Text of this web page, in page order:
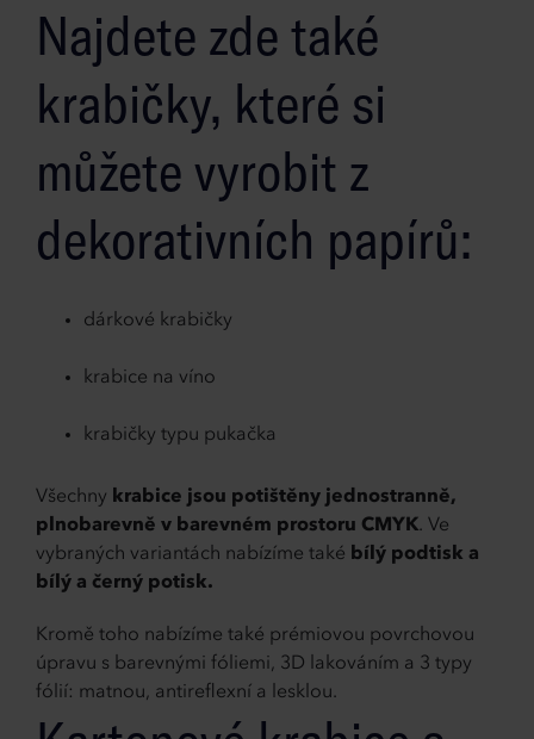
Najdete zde také
krabičky, které si
můžete vyrobit z
dekorativních papírů:
dárkové krabičky
krabice na víno
krabičky typu pukačka
Všechny krabice jsou potištěny jednostranně,
plnobarevně v barevném prostoru CMYK. Ve
vybraných variantách nabízíme také bílý podtisk a
bílý a černý potisk.
Kromě toho nabízíme také prémiovou povrchovou
úpravu s barevnými fóliemi, 3D lakováním a 3 typy
fólií: matnou, antireflexní a lesklou.